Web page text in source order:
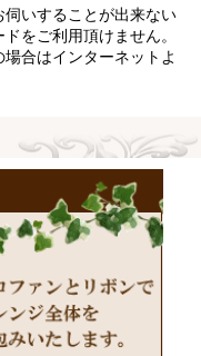
いすることが出来ない
をご利用頂けません。
合はインターネットよ